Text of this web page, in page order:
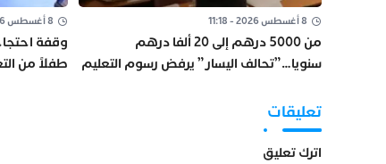
8 أغسطس 2026 - 11:18
من 5000 درهم إلى 20 ألفا درهم
سنويا…”تحالف اليسار” يرفض رسوم التعليم
8 أغسطس 2026 - 11:02
طفلاً من
تعليقات
اترك تعليق